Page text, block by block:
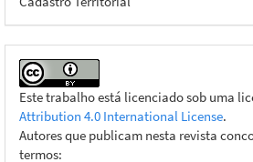
Este trabalho está licenciado sob uma
Attribution 4.0 International License.
Autores que publicam nesta revista
termos: